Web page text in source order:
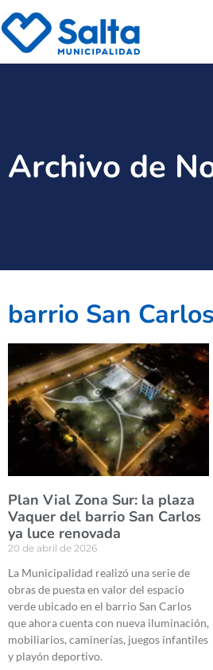
Archivo de
barrio San Carlos
Plan Vial Zona Sur: la plaza
Vaquer del barrio San Carlos
ya luce renovada
20 de abril de 2026
La Municipalidad realizó una serie de
obras de puesta en valor del espacio
verde ubicado en el barrio San Carlos
que ahora cuenta con nueva iluminación,
mobiliarios, caminerías, juegos infantiles
y playón deportivo.